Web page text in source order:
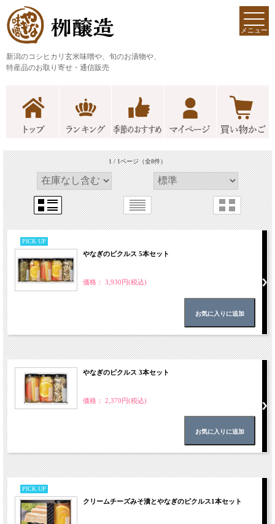
新潟のコシヒカリ玄米味噌や、旬のお漬物や、
特産品のお取り寄せ・通信販売
メニュー
1 / 1ページ（全8件）
PICK UP
やなぎのピクルス 5本セット
価格： 3,930円(税込)
やなぎのピクルス 3本セット
価格： 2,370円(税込)
PICK UP
クリームチーズみそ漬とやなぎのピクルス1本セット